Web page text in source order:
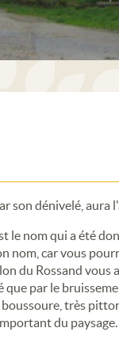
son dénivelé, aura
le nom qui a été
nom, car vous
du Rossand vous
que par le
boussoure, très
du paysage.